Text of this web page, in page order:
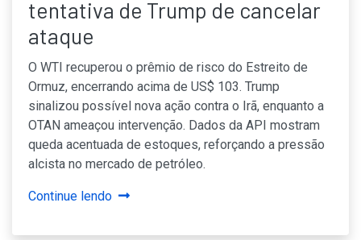
tentativa de Trump de cancelar
ataque
O WTI recuperou o prêmio de risco do Estreito de
Ormuz, encerrando acima de US$ 103. Trump
sinalizou possível nova ação contra o Irã, enquanto a
OTAN ameaçou intervenção. Dados da API mostram
queda acentuada de estoques, reforçando a pressão
alcista no mercado de petróleo.
Continue lendo